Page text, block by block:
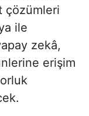
çözümleri
ile
zekâ,
erişim